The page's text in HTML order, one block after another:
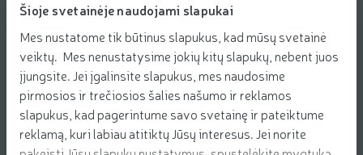
Šioje svetainėje naudojami slapukai
Mes nustatome tik būtinus slapukus, kad mūsų svetainė
veiktų. Mes nenustatysime jokių kitų slapukų, nebent juos
įjungsite. Jei įgalinsite slapukus, mes naudosime
pirmosios ir trečiosios šalies našumo ir reklamos
slapukus, kad pagerintume savo svetainę ir pateiktume
reklamą, kuri labiau atitiktų Jūsų interesus. Jei norite